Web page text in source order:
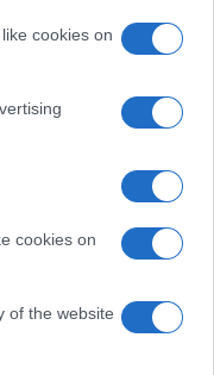
cookies on
cookies on
of the website